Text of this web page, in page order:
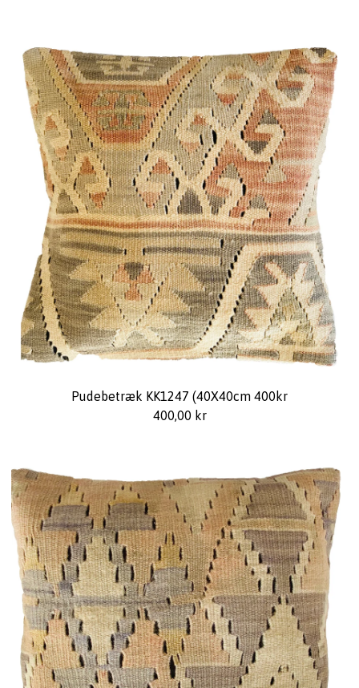
Pudebetræk KK1247 (40X40cm 400kr
400,00 kr